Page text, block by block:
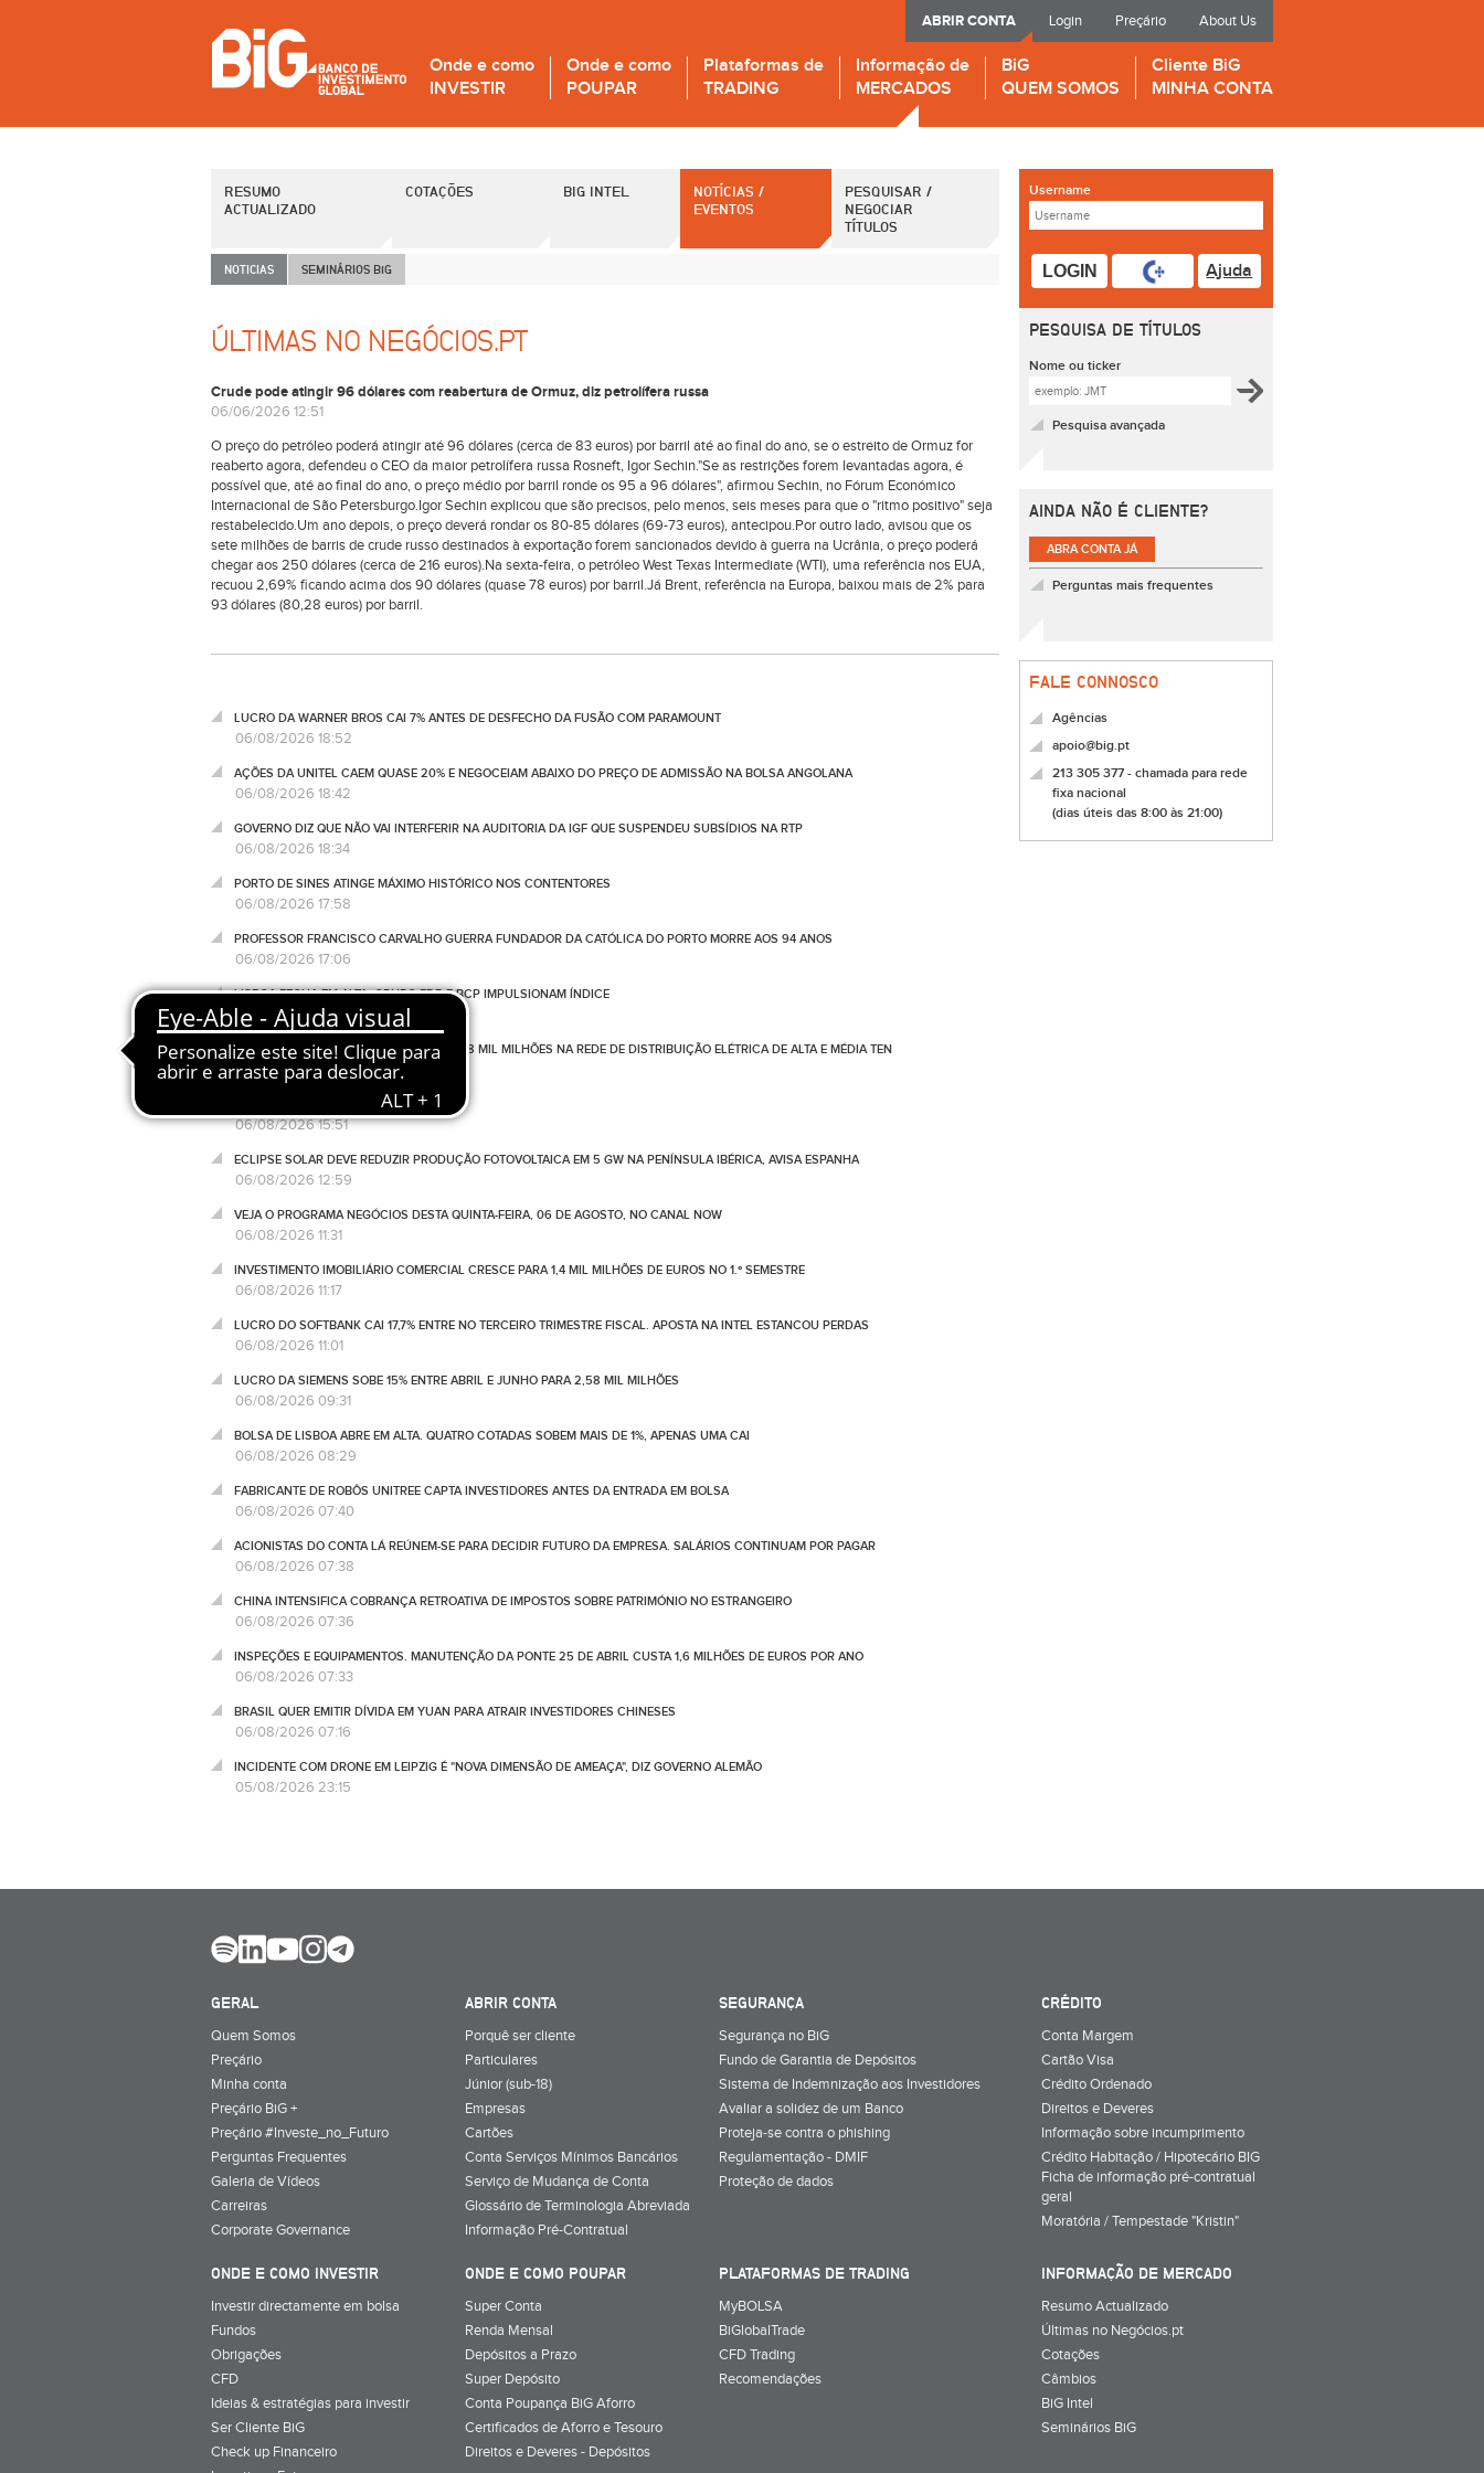
Login Preçário About Us
ABRIR CONTA
Onde e como
INVESTIR
Onde e como
POUPAR
Plataformas de
TRADING
Informação de
MERCADOS
BiG
QUEM SOMOS
Cliente BiG
MINHA CONTA
RESUMO
ACTUALIZADO
COTAÇÕES BIG INTEL
NOTÍCIAS /
EVENTOS
PESQUISAR /
NEGOCIAR
TÍTULOS
NOTICIAS SEMINÁRIOS BiG
ÚLTIMAS NO NEGÓCIOS.PT
Crude pode atingir 96 dólares com reabertura de Ormuz, diz petrolífera russa
06/06/2026 12:51
O preço do petróleo poderá atingir até 96 dólares (cerca de 83 euros) por barril até ao final do ano, se o estreito de Ormuz for
reaberto agora, defendeu o CEO da maior petrolífera russa Rosneft, Igor Sechin."Se as restrições forem levantadas agora, é
possível que, até ao final do ano, o preço médio por barril ronde os 95 a 96 dólares", afirmou Sechin, no Fórum Económico
Internacional de São Petersburgo.Igor Sechin explicou que são precisos, pelo menos, seis meses para que o "ritmo positivo" seja
restabelecido.Um ano depois, o preço deverá rondar os 80-85 dólares (69-73 euros), antecipou.Por outro lado, avisou que os
sete milhões de barris de crude russo destinados à exportação forem sancionados devido à guerra na Ucrânia, o preço poderá
chegar aos 250 dólares (cerca de 216 euros).Na sexta-feira, o petróleo West Texas Intermediate (WTI), uma referência nos EUA,
recuou 2,69% ficando acima dos 90 dólares (quase 78 euros) por barril.Já Brent, referência na Europa, baixou mais de 2% para
93 dólares (80,28 euros) por barril.
LUCRO DA WARNER BROS CAI 7% ANTES DE DESFECHO DA FUSÃO COM PARAMOUNT
06/08/2026 18:52
AÇÕES DA UNITEL CAEM QUASE 20% E NEGOCEIAM ABAIXO DO PREÇO DE ADMISSÃO NA BOLSA ANGOLANA
06/08/2026 18:42
GOVERNO DIZ QUE NÃO VAI INTERFERIR NA AUDITORIA DA IGF QUE SUSPENDEU SUBSÍDIOS NA RTP
06/08/2026 18:34
PORTO DE SINES ATINGE MÁXIMO HISTÓRICO NOS CONTENTORES
06/08/2026 17:58
PROFESSOR FRANCISCO CARVALHO GUERRA FUNDADOR DA CATÓLICA DO PORTO MORRE AOS 94 ANOS
06/08/2026 17:06
LISBOA FECHA EM ALTA. GRUPO EDP E BCP IMPULSIONAM ÍNDICE
06/08/2026 16:50
GOVERNO APROVA INVESTIMENTO DE 1,58 MIL MILHÕES NA REDE DE DISTRIBUIÇÃO ELÉTRICA DE ALTA E MÉDIA TEN
06/08/2026 16:09
27º ANIVERSÁRIO MARINA DE CASCAIS
06/08/2026 15:51
ECLIPSE SOLAR DEVE REDUZIR PRODUÇÃO FOTOVOLTAICA EM 5 GW NA PENÍNSULA IBÉRICA, AVISA ESPANHA
06/08/2026 12:59
VEJA O PROGRAMA NEGÓCIOS DESTA QUINTA-FEIRA, 06 DE AGOSTO, NO CANAL NOW
06/08/2026 11:31
INVESTIMENTO IMOBILIÁRIO COMERCIAL CRESCE PARA 1,4 MIL MILHÕES DE EUROS NO 1.º SEMESTRE
06/08/2026 11:17
LUCRO DO SOFTBANK CAI 17,7% ENTRE NO TERCEIRO TRIMESTRE FISCAL. APOSTA NA INTEL ESTANCOU PERDAS
06/08/2026 11:01
LUCRO DA SIEMENS SOBE 15% ENTRE ABRIL E JUNHO PARA 2,58 MIL MILHÕES
06/08/2026 09:31
BOLSA DE LISBOA ABRE EM ALTA. QUATRO COTADAS SOBEM MAIS DE 1%, APENAS UMA CAI
06/08/2026 08:29
FABRICANTE DE ROBÔS UNITREE CAPTA INVESTIDORES ANTES DA ENTRADA EM BOLSA
06/08/2026 07:40
ACIONISTAS DO CONTA LÁ REÚNEM-SE PARA DECIDIR FUTURO DA EMPRESA. SALÁRIOS CONTINUAM POR PAGAR
06/08/2026 07:38
CHINA INTENSIFICA COBRANÇA RETROATIVA DE IMPOSTOS SOBRE PATRIMÓNIO NO ESTRANGEIRO
06/08/2026 07:36
INSPEÇÕES E EQUIPAMENTOS. MANUTENÇÃO DA PONTE 25 DE ABRIL CUSTA 1,6 MILHÕES DE EUROS POR ANO
06/08/2026 07:33
BRASIL QUER EMITIR DÍVIDA EM YUAN PARA ATRAIR INVESTIDORES CHINESES
06/08/2026 07:16
INCIDENTE COM DRONE EM LEIPZIG É "NOVA DIMENSÃO DE AMEAÇA", DIZ GOVERNO ALEMÃO
05/08/2026 23:15
Username
LOGIN Ajuda
PESQUISA DE TÍTULOS
Nome ou ticker
Pesquisa avançada
AINDA NÃO É CLIENTE?
ABRA CONTA JÁ
Perguntas mais frequentes
FALE CONNOSCO
Agências
apoio@big.pt
213 305 377 - chamada para rede
fixa nacional
(dias úteis das 8:00 às 21:00)
GERAL
Quem Somos
Preçário
Minha conta
Preçário BiG +
Preçário #Investe_no_Futuro
Perguntas Frequentes
Galeria de Vídeos
Carreiras
Corporate Governance
ABRIR CONTA
Porquê ser cliente
Particulares
Júnior (sub-18)
Empresas
Cartões
Conta Serviços Mínimos Bancários
Serviço de Mudança de Conta
Glossário de Terminologia Abreviada
Informação Pré-Contratual
SEGURANÇA
Segurança no BiG
Fundo de Garantia de Depósitos
Sistema de Indemnização aos Investidores
Avaliar a solidez de um Banco
Proteja-se contra o phishing
Regulamentação - DMIF
Proteção de dados
CRÉDITO
Conta Margem
Cartão Visa
Crédito Ordenado
Direitos e Deveres
Informação sobre incumprimento
Crédito Habitação / Hipotecário BIG
Ficha de informação pré-contratual
geral
Moratória / Tempestade "Kristin"
ONDE E COMO INVESTIR
Investir directamente em bolsa
Fundos
Obrigações
CFD
Ideias & estratégias para investir
Ser Cliente BiG
Check up Financeiro
ONDE E COMO POUPAR
Super Conta
Renda Mensal
Depósitos a Prazo
Super Depósito
Conta Poupança BiG Aforro
Certificados de Aforro e Tesouro
Direitos e Deveres - Depósitos
PLATAFORMAS DE TRADING
MyBOLSA
BiGlobalTrade
CFD Trading
Recomendações
INFORMAÇÃO DE MERCADO
Resumo Actualizado
Últimas no Negócios.pt
Cotações
Câmbios
BiG Intel
Seminários BiG